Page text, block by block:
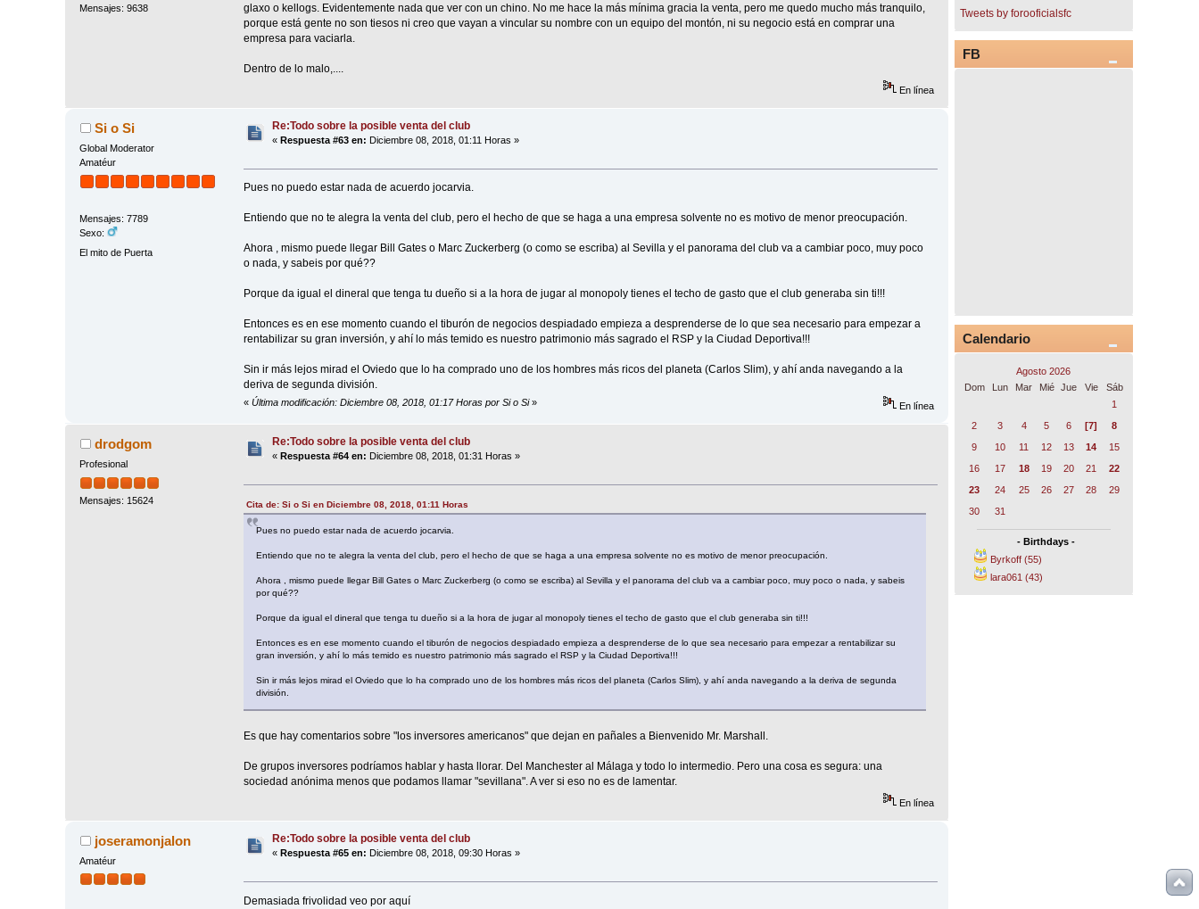
Mensajes: 9638
glaxo o kellogs. Evidentemente nada que ver con un chino. No me hace la más mínima gracia la venta, pero me quedo mucho más tranquilo,
porque está gente no son tiesos ni creo que vayan a vincular su nombre con un equipo del montón, ni su negocio está en comprar una
empresa para vaciarla.
Dentro de lo malo,....
En línea
Si o Si
Global Moderator
Amatéur
Mensajes: 7789
Sexo:
El mito de Puerta
Re:Todo sobre la posible venta del club
«Respuesta #63 en: Diciembre 08, 2018, 01:11 Horas »
Pues no puedo estar nada de acuerdo jocarvia.
Entiendo que no te alegra la venta del club, pero el hecho de que se haga a una empresa solvente no es motivo de menor preocupación.
Ahora , mismo puede llegar Bill Gates o Marc Zuckerberg (o como se escriba) al Sevilla y el panorama del club va a cambiar poco, muy poco
o nada, y sabeis por qué??
Porque da igual el dineral que tenga tu dueño si a la hora de jugar al monopoly tienes el techo de gasto que el club generaba sin ti!!!
Entonces es en ese momento cuando el tiburón de negocios despiadado empieza a desprenderse de lo que sea necesario para empezar a
rentabilizar su gran inversión, y ahí lo más temido es nuestro patrimonio más sagrado el RSP y la Ciudad Deportiva!!!
Sin ir más lejos mirad el Oviedo que lo ha comprado uno de los hombres más ricos del planeta (Carlos Slim), y ahí anda navegando a la
deriva de segunda división.
« Última modificación: Diciembre 08, 2018, 01:17 Horas por Si o Si» En línea
drodgom
Profesional
Mensajes: 15624
Re:Todo sobre la posible venta del club
« Respuesta #64 en: Diciembre 08, 2018, 01:31 Horas »
Cita de: Si o Si en Diciembre 08, 2018, 01:11 Horas
Pues no puedo estar nada de acuerdo jocarvia.
Entiendo que no te alegra la venta del club, pero el hecho de que se haga a una empresa solvente no es motivo de menor preocupación.
Ahora , mismo puede llegar Bill Gates o Marc Zuckerberg (o como se escriba) al Sevilla y el panorama del club va a cambiar poco, muy poco o nada, y sabeis
por qué??
Porque da igual el dineral que tenga tu dueño si a la hora de jugar al monopoly tienes el techo de gasto que el club generaba sin ti!!!
Entonces es en ese momento cuando el tiburón de negocios despiadado empieza a desprenderse de lo que sea necesario para empezar a rentabilizar su
gran inversión, y ahí lo más temido es nuestro patrimonio más sagrado el RSP y la Ciudad Deportiva!!!
Sin ir más lejos mirad el Oviedo que lo ha comprado uno de los hombres más ricos del planeta (Carlos Slim), y ahí anda navegando a la deriva de segunda
división.
Es que hay comentarios sobre "los inversores americanos" que dejan en pañales a Bienvenido Mr. Marshall.
De grupos inversores podríamos hablar y hasta llorar. Del Manchester al Málaga y todo lo intermedio. Pero una cosa es segura: una
sociedad anónima menos que podamos llamar "sevillana". A ver si eso no es de lamentar.
En línea
joseramonjalon
Amatéur
Re:Todo sobre la posible venta del club
«Respuesta #65 en: Diciembre 08, 2018, 09:30 Horas »
Demasiada frivolidad veo por aquí
Tweets by forooficialsfc
FB
Calendario
Agosto 2026
Dom
Lun Mar Mié Jue Vie
Sáb
1
2
3 4 5 6 [7]
8
9
10 11 12 13 14
15
16
17 18 19 20 21
22
23
24 25 26 27 28
29
30
31
- Birthdays -
Byrkoff (55)
lara061 (43)